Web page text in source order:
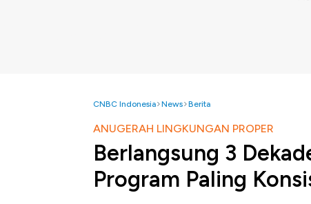
CNBC Indonesia News Berita
ANUGERAH LINGKUNGAN PROPER
Berlangsung 3
Program Paling